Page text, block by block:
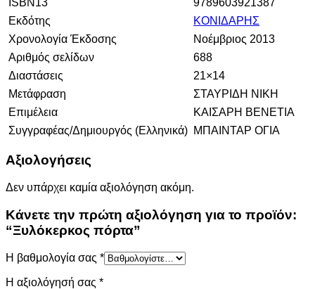
Εκδότης
ΚΟΝΙΔΑΡΗΣ
Χρονολογία Έκδοσης
Νοέμβριος 2013
Αριθμός σελίδων
688
Διαστάσεις
21×14
Μετάφραση
ΣΤΑΥΡΙΔΗ ΝΙΚΗ
Επιμέλεια
ΚΑΙΣΑΡΗ ΒΕΝΕΤΙΑ
Συγγραφέας/Δημιουργός (Ελληνικά) ΜΠΑΙΝΤΑΡ ΟΓΙΑ
Αξιολογήσεις
Δεν υπάρχει καμία αξιολόγηση ακόμη.
Κάνετε την πρώτη αξιολόγηση για το προϊόν:
“Ξυλόκερκος πόρτα”
Η βαθμολογία σας *
Η αξιολόγησή σας *